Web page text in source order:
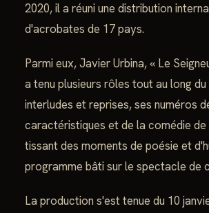
2020, il a réuni une distribution
d'acrobates de 17 pays.
Parmi eux, Javier Urbina, « Le
a tenu plusieurs rôles tout au long
interludes et reprises, ses numéros
caractéristiques et de la comédie
tissant des moments de poésie et
programme bâti sur le spectacle de
La production s'est tenue du 10